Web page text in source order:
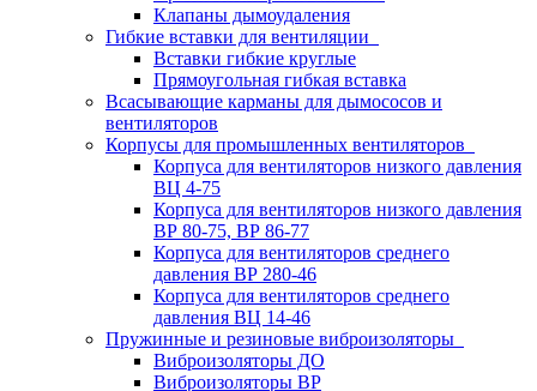
Клапаны дымоудаления
Гибкие вставки для вентиляции
Вставки гибкие круглые
Прямоугольная гибкая вставка
Всасывающие карманы для дымососов и
вентиляторов
Корпусы для промышленных вентиляторов
Корпуса для вентиляторов низкого давления
ВЦ 4-75
Корпуса для вентиляторов низкого давления
ВР 80-75, ВР 86-77
Корпуса для вентиляторов среднего
давления ВР 280-46
Корпуса для вентиляторов среднего
давления ВЦ 14-46
Пружинные и резиновые виброизоляторы
Виброизоляторы ДО
Виброизоляторы ВР